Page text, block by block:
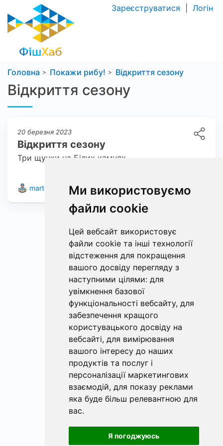
Ми використовуємо
файли cookie
Цей вебсайт використовує
файли cookie та інші технології
відстеження для покращення
вашого досвіду перегляду з
наступними цілями: для
увімкнення базової
функціональності вебсайту, для
забезпечення кращого
користувацького досвіду на
вебсайті, для вимірювання
вашого інтересу до наших
продуктів та послуг і
персоналізації маркетингових
взаємодій, для показу реклами
яка буде більш релевантною для
вас.
Я погоджуюсь
Зареєструватися Логін
Головна Покажи рибу! Відкриття сезону
Відкриття сезону
20 березня 2023
Відкриття сезону
Три щучки на Білих камнях
martuskiev2 68 0 3